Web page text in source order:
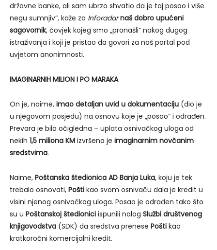
državne banke, ali sam ubrzo shvatio da je taj posao i više
negu sumnjiv“, kaže za Inforadar naš dobro upućeni
sagovornik, čovjek kojeg smo „pronašli“ nakog dugog
istraživanja i koji je pristao da govori za naš portal pod
uvjetom anonimnosti.
IMAGINARNIH MILION I PO MARAKA
On je, naime, imao detaljan uvid u dokumentaciju (dio je
u njegovom posjedu) na osnovu koje je „posao“ i odrađen.
Prevara je bila očigledna – uplata osnivačkog uloga od
nekih 1,5 miliona KM izvršena je imaginarnim novčanim
sredstvima.
Naime, Poštanska štedionica AD Banja Luka, koju je tek
trebalo osnovati, Pošti kao svom osnivaču dala je kredit u
visini njenog osnivačkog uloga. Posao je odrađen tako što
su u Poštanskoj štedionici ispunili nalog Službi društvenog
knjigovodstva (SDK) da sredstva prenese Pošti kao
kratkoročni komercijalni kredit.